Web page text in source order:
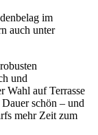
im
auch unter
und
Wahl auf Terrasse
schön – und
mehr Zeit zum